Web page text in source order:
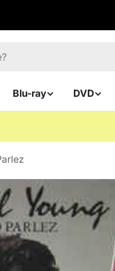
Blu-ray DVD